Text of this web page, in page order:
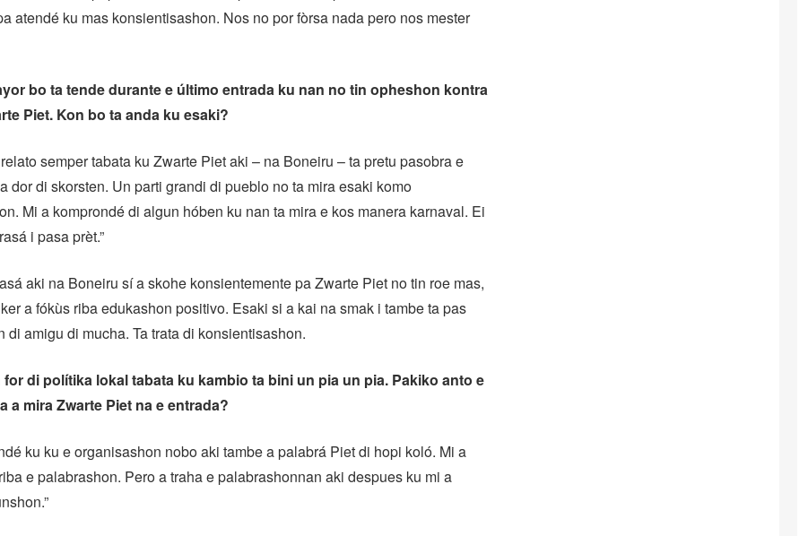
atendé ku mas konsientisashon. Nos no por fòrsa nada pero nos mester
bo ta tende durante e último entrada ku nan no tin opheshon kontra
Piet. Kon bo ta anda ku esaki?
semper tabata ku Zwarte Piet aki – na Boneiru – ta pretu pasobra e
dor di skorsten. Un parti grandi di pueblo no ta mira esaki komo
Mi a komprondé di algun hóben ku nan ta mira e kos manera karnaval. Ei
i pasa prèt.”
aki na Boneiru sí a skohe konsientemente pa Zwarte Piet no tin roe mas,
a fókùs riba edukashon positivo. Esaki si a kai na smak i tambe ta pas
di amigu di mucha. Ta trata di konsientisashon.
di polítika lokal tabata ku kambio ta bini un pia un pia. Pakiko anto e
a mira Zwarte Piet na e entrada?
ku ku e organisashon nobo aki tambe a palabrá Piet di hopi koló. Mi a
e palabrashon. Pero a traha e palabrashonnan aki despues ku mi a